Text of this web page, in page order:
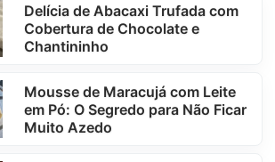
Delícia de Abacaxi Trufada com
Cobertura de Chocolate e
Chantininho
Mousse de Maracujá com Leite
em Pó: O Segredo para Não Ficar
Muito Azedo